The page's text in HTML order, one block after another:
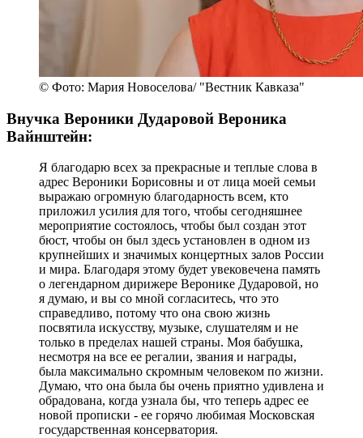
© Фото: Мария Новоселова/ "Вестник Кавказа"
Внучка Вероники Дударовой Вероника
Вайнштейн:
Я благодарю всех за прекрасные и теплые слова в
адрес Вероники Борисовны и от лица моей семьи
выражаю огромную благодарность всем, кто
приложил усилия для того, чтобы сегодняшнее
мероприятие состоялось, чтобы был создан этот
бюст, чтобы он был здесь установлен в одном из
крупнейших и значимых концертных залов России
и мира. Благодаря этому будет увековечена память
о легендарном дирижере Веронике Дударовой, но
я думаю, и вы со мной согласитесь, что это
справедливо, потому что она свою жизнь
посвятила искусству, музыке, слушателям и не
только в пределах нашей страны. Моя бабушка,
несмотря на все ее регалии, звания и награды,
была максимально скромным человеком по жизни.
Думаю, что она была бы очень приятно удивлена и
обрадована, когда узнала бы, что теперь адрес ее
новой прописки - ее горячо любимая Московская
государственная консерватория.